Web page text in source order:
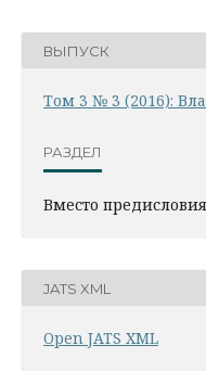
ВЫПУСК
Том 3 № 3 (2016):
РАЗДЕЛ
Вместо предисловия
JATS XML
Open JATS XML